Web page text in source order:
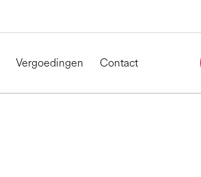
Vergoedingen Contact